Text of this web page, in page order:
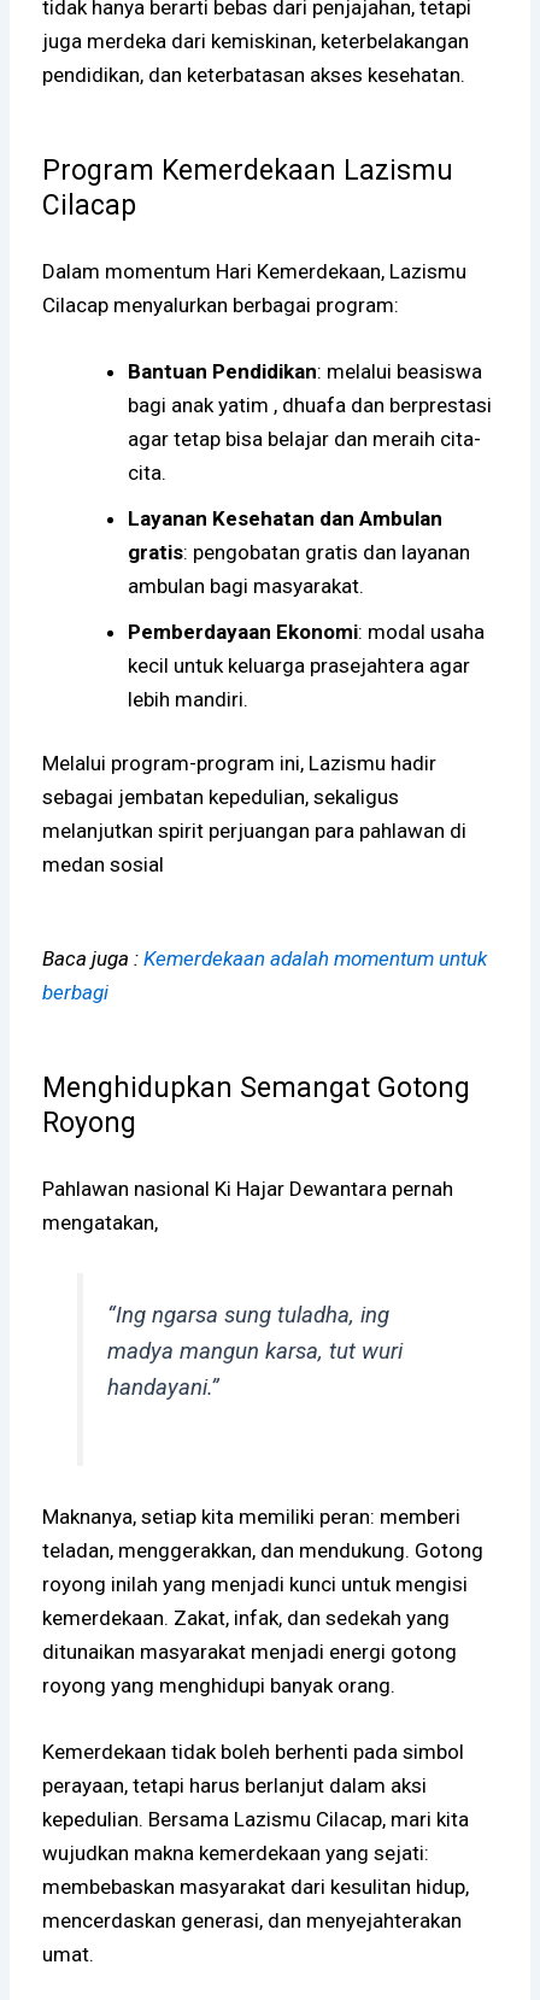
tidak hanya berarti bebas dari penjajahan, tetapi
juga merdeka dari kemiskinan, keterbelakangan
pendidikan, dan keterbatasan akses kesehatan.
Program Kemerdekaan Lazismu
Cilacap
Dalam momentum Hari Kemerdekaan, Lazismu
Cilacap menyalurkan berbagai program:
Bantuan Pendidikan: melalui beasiswa
bagi anak yatim , dhuafa dan berprestasi
agar tetap bisa belajar dan meraih cita-
cita.
Layanan Kesehatan dan Ambulan
gratis: pengobatan gratis dan layanan
ambulan bagi masyarakat.
Pemberdayaan Ekonomi: modal usaha
kecil untuk keluarga prasejahtera agar
lebih mandiri.
Melalui program-program ini, Lazismu hadir
sebagai jembatan kepedulian, sekaligus
melanjutkan spirit perjuangan para pahlawan di
medan sosial
Baca juga :Kemerdekaan adalah momentum untuk
berbagi
Menghidupkan Semangat Gotong
Royong
Pahlawan nasional Ki Hajar Dewantara pernah
mengatakan,
“Ing ngarsa sung tuladha, ing
madya mangun karsa, tut wuri
handayani.”
Maknanya, setiap kita memiliki peran: memberi
teladan, menggerakkan, dan mendukung. Gotong
royong inilah yang menjadi kunci untuk mengisi
kemerdekaan. Zakat, infak, dan sedekah yang
ditunaikan masyarakat menjadi energi gotong
royong yang menghidupi banyak orang.
Kemerdekaan tidak boleh berhenti pada simbol
perayaan, tetapi harus berlanjut dalam aksi
kepedulian. Bersama Lazismu Cilacap, mari kita
wujudkan makna kemerdekaan yang sejati:
membebaskan masyarakat dari kesulitan hidup,
mencerdaskan generasi, dan menyejahterakan
umat.